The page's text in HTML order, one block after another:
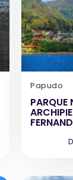
Papudo
PARQUE